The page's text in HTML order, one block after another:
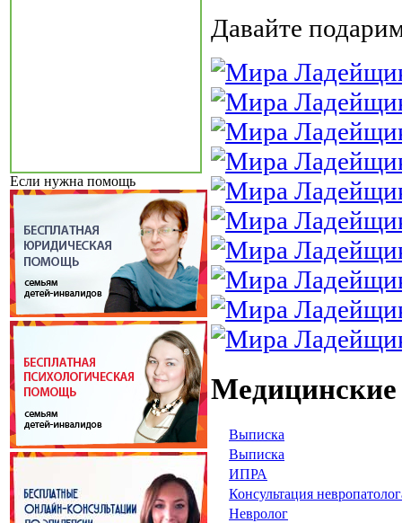
Если нужна помощь
Давайте
Выписка
Выписка
ИПРА
Консультация
Невролог